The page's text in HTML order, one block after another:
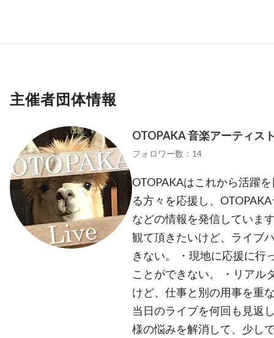
主催者団体情報
OTOPAKA 音楽アーティス
フォロワー数：14
OTOPAKAはこれから活躍
る方々を応援し、
などの情報を発信していま
観て頂きたいけど、ライブ
きない。 ・現地に応援に行
ことができない。 ・リアル
けど、仕事と別の用事を重
当日のライブを何回も見返
様の悩みを解消して、少し